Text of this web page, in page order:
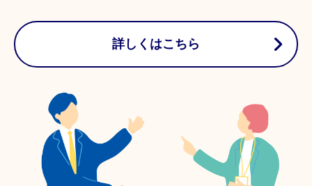
詳しくはこちら